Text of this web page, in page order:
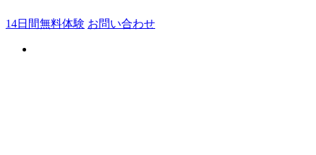
14日間無料体験 お問い合わせ